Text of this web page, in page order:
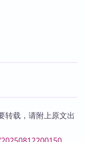
转载，请附上原文出